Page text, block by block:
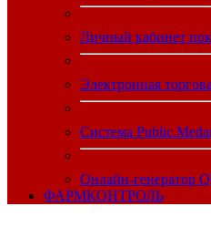
Личный кабинет
Электронная
Система
Онлайн-генератор
ФАРМКОНТРОЛЬ